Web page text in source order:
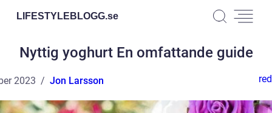
LIFESTYLEBLOGG.se
Nyttig yoghurt En omfattande guide
2023 Jon Larsson